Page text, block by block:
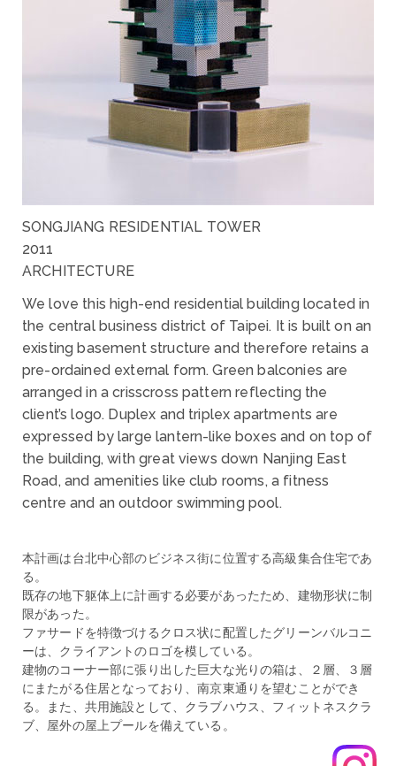
SONGJIANG RESIDENTIAL TOWER
2011
ARCHITECTURE
We love this high-end residential building located in
the central business district of Taipei. It is built on an
existing basement structure and therefore retains a
pre-ordained external form. Green balconies are
arranged in a crisscross pattern reflecting the
client’s logo. Duplex and triplex apartments are
expressed by large lantern-like boxes and on top of
the building, with great views down Nanjing East
Road, and amenities like club rooms, a fitness
centre and an outdoor swimming pool.
本計画は台北中心部のビジネス街に位置する高級集合住宅であ
る。
既存の地下躯体上に計画する必要があったため、建物形状に制
限があった。
ファサードを特徴づけるクロス状に配置したグリーンバルコニ
ーは、クライアントのロゴを模している。
建物のコーナー部に張り出した巨大な光りの箱は、２層、３層
にまたがる住居となっており、南京東通りを望むことができ
る。また、共用施設として、クラブハウス、フィットネスクラ
ブ、屋外の屋上プールを備えている。